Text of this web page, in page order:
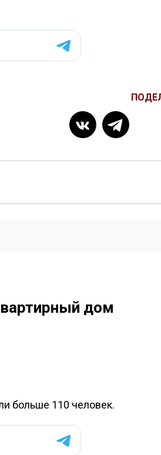
дом
больше 110 человек.